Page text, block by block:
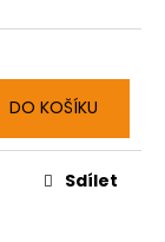
DO KOŠÍKU
Sdílet